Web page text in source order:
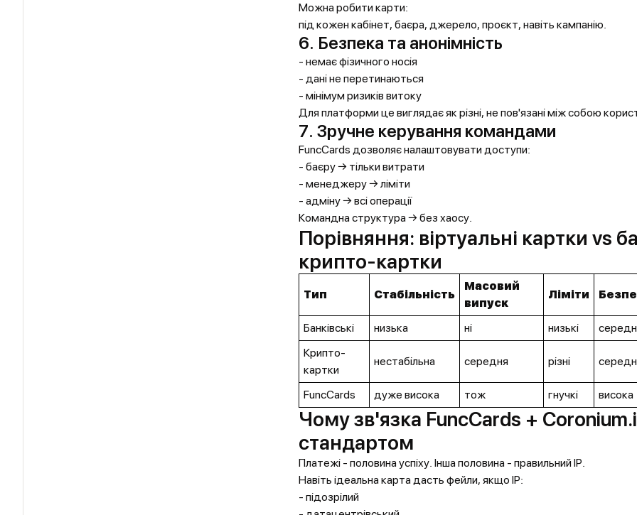
Можна робити карти:
під кожен кабінет, баєра, джерело, проєкт, навіть кампанію.
6. Безпека та анонімність
- немає фізичного носія
- дані не перетинаються
- мінімум ризиків витоку
Для платформи це виглядає як різні, не пов'язані між собою
7. Зручне керування командами
FuncCards дозволяє налаштовувати доступи:
- баєру → тільки витрати
- менеджеру → ліміти
- адміну → всі операції
Командна структура → без хаосу.
Порівняння: віртуальні картки vs
крипто-картки
Тип Стабільність
Масовий
випуск
Ліміти
Банківські низька ні низькі
Крипто-
картки
нестабільна середня різні
FuncCards дуже висока тож гнучкі висока
Чому зв'язка FuncCards +
стандартом
Платежі - половина успіху. Інша половина - правильний IP.
Навіть ідеальна карта дасть фейли, якщо IP:
- підозрілий